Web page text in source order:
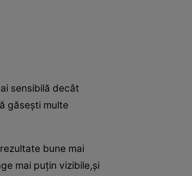
sensibilă decât
găseşti multe
bune mai
mai puţin vizibile,şi